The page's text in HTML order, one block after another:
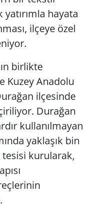
hayata
ilçeye özel
birlikte
Kuzey Anadolu
ilçesinde
Durağan
kullanılmayan
yaklaşık bin
kurularak,